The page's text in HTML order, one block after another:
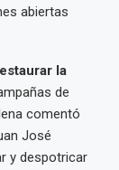
abiertas
la
de
comentó
José
y despotricar